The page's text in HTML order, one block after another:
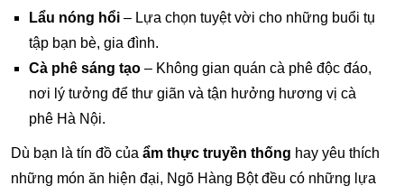
Lẩu nóng hổi – Lựa chọn tuyệt vời cho những buổi tụ
tập bạn bè, gia đình.
Cà phê sáng tạo – Không gian quán cà phê độc đáo,
nơi lý tưởng để thư giãn và tận hưởng hương vị cà
phê Hà Nội.
Dù bạn là tín đồ của ẩm thực truyền thống hay yêu thích
những món ăn hiện đại, Ngõ Hàng Bột đều có những lựa